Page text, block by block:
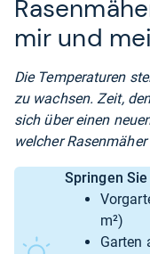
mir und
Die Temperaturen
zu wachsen. Zeit,
sich über einen
welcher
Springen
m²)
Garten